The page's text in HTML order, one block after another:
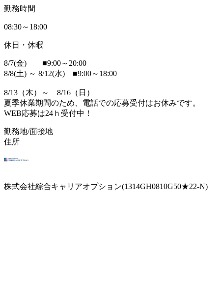
勤務時間
08:30～18:00
休日・休暇
8/7(金) ■9:00～20:00
8/8(土) ～ 8/12(水) ■9:00～18:00
8/13（木）～ 8/16（日）
夏季休業期間のため、電話での応募受付はお休みです。
WEB応募は24ｈ受付中！
勤務地/面接地
住所
株式会社綜合キャリアオプション(1314GH0810G50★22-N)